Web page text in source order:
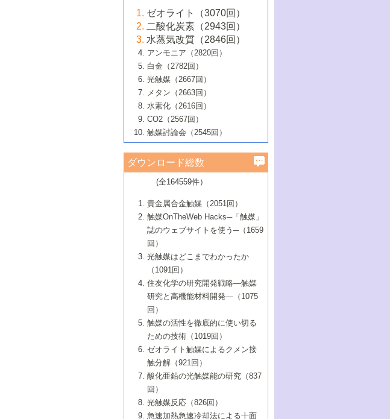
大学：オンライン・対面開催）
6号 メタン転換技術の最新動向
B号 第125回触媒討論会（2020年・工学
院大学）
5号 固体触媒による含窒素有機化合物変
換の最前線
6号 貴金属使用量低減に向けた自動車排
ガス浄化触媒の開発
B号 第123回触媒討論会（2019年・大阪
B号 第121回触媒討論会（2018年・東京
大学）
5号 水素のふるまいを解き明かす最先端
研究
6号 低級アルカンの有効利用のための触
媒技術
B号 第119回触媒討論会（2017年・首都
大学東京）
媒技術
3号 触媒研究の最先端～とびたて若き研究
者たち～（1）
4号 触媒研究の最先端～とびたて若き研究
者たち～（2）
5号 触媒研究の最先端～とびたて若き研究
者たち～（3）
6号 イオニクス材料と燃料電池・電解合成
の最新の研究動向
B号 第117回触媒討論会（2016年・大阪府
立大学）
2号 石油精製用触媒の最近の進展
3号 固体酸化物形燃料電池（SOFC）におけ
るアノード触媒上での燃料直接改質技術
4号 コアシェル構造の制御による触媒機能
5号 工業触媒およびその周辺技術の最近の
進歩
6号 ナノシート
B号 第115回触媒討論会（2015年・成蹊大
2号 光触媒反応機構に関する最新の研究動
向
開発動向
4号 人工光合成に向けた近年のアプローチ
5号 未利用熱エネルギーの有効活用に貢献
する触媒技術
6号 ポリオキソメタレート
B号 第113回触媒討論会（2014年・ロワジ
ールホテル豊橋）
1号 高耐久性燃料電池システム用触媒にお
ける新展開
2号 リビングラジカル重合の最近の動向
3号 天然ガスの化学工業的展開に関する触
媒技術
4号 貴金属触媒の精密構造制御とその活用
5号 バイオマス化成品製造のための固体触
6号 ナノ空間─吸着状態解析から新機能開拓
B号 第111回触媒討論会（2013年・関西大
▼54巻（2012年）
1号 規則性多孔体の利用技術における最近
の進歩
2号 第109回触媒討論会
3号 貴金属低減技術の最新動向
4号 貴金属代替技術の最新動向
5号 光触媒による物質変換反応の新展開
6号 グラフェン
7号 水素を利用する化成品合成の新潮流
▼53巻（2011年）
1号 金属学から見る合金触媒の新展開
2号 第107回触媒討論会
3号 触媒のその場観察法の進歩（１）
4号 触媒のその場観察法の進歩（２）
5号 不活性結合の触媒的活性化による有機
合成
6号 新しい固体酸触媒技術
7号 ゼオライト合成における最近の進歩
▼52巻（2010年）
1号 触媒の劣化対策と長寿命触媒開発
2号 第105回触媒討論会
3号 ナノ構造が拓く新機能
4号 活性サイトおよびその環境の精密な設
計による触媒の高機能化
5号 触媒を有効に使うための技術
7号 有機分子触媒による精密有機合成
8号 高機能化ポリオレフィンに向けた重合
触媒の最近の進展
1号 炭素材料－熱い注目を集める材料－
2号 第103回触媒討論会
3号 環境浄化用光触媒の現状と課題
4号 水素社会の実現に向けた水素製造・貯
蔵技術の進歩
5号 CO2が関わる触媒・材料
7号 持続可能社会実現のための触媒および
触媒関連技術
▼50巻（2008年）
1号 触媒化学と学会のこの10年，半世紀，
そして未来
2号 第101回触媒討論会
4号 錯体を利用したユニークな表面構造の
構築と機能
5号 若手会員による触媒研究の未来展望1：
企業編
6号 第102回触媒討論会
7号 触媒・化学反応における計算化学の進
8号 若手研究者による触媒研究の未来展望
2：大学・研究所編
▼49巻（2007年）
1号 含フッ素化合物の合成と触媒
2号 第99回触媒討論会
3号 実用的ファインケミカル合成プロセス
を実現する触媒
5号 こんな物質，あんな物質―新たな触媒
の可能性―
7号 『結晶の化学』を活かした触媒研究
8号 イオン液体の応用
▼48巻（2006年）
1号 固体酸触媒の最近の進歩
2号 第97回触媒討論会
3号 リビング重合触媒の最近の展開
5号 水素製造・貯蔵のための触媒技術の新
しい展開
6号 第98回触媒討論会
7号 基礎化学品製造の触媒技術
8号 多機能型リアクター
1号 最近の触媒担体とその効果
2号 第95回触媒討論会
4号 水分解用光触媒材料
5号 時間分解分光の進歩と応用
6号 第96回触媒討論会
8号 超臨界流体を用いた化学プロセスの新
▼46巻（2004年）
1号 部分酸化反応触媒の最前線
2号 第93回触媒討論会
3号 特殊エネルギー場の触媒反応
4号 生体内における金属の触媒作用
5号 ファインケミカルズの展開に寄与する
6号 第94回触媒討論会
7号 サブナノレベルでみた新しい表面現象
8号 オレフィン重合触媒の新たな展
▼45巻（2003年）
1号 なぜこの触媒が良いのか？
2号 第91回触媒討論会
3号 最近の自動車排ガス処理技術
4号 触媒研究の現状と将来─第90回触媒討論
5号 基礎化学品製造の触媒技術
6号 第92回触媒討論会
7号 基礎化学品製造の触媒技術
8号 資源の循環と触媒技術
▼44巻（2002年）
1号 高次制御された触媒の化学
2号 第89回触媒討論会
3号 触媒を利用した電気化学の新展開
4号 ナノ材料の調製と機能化
5号 こんな触媒が欲しい
6号 第90回触媒討論会
7号 触媒研究と学術雑誌/情報
8号 若い世代からみた触媒化学の現状と未
▼43巻（2001年）
1号 グリーンケミストリーと触媒
2号 第87回触媒討論会特集号
3号 生体触媒とバイオプロセス
4号 水素製造・利用の触媒化学
5号 触媒研究における新しい切り口：コン
ビナトリアルケミストリー
6号 第88回触媒討論会特集号
7号 企業における触媒研究のブレークスル
8号 この材料を触媒として使ってみません
▼42巻（2000年）
1号 触媒反応工学の明日を拓く
2号 第85回触媒討論会
3号 反応ダイナミクス
5号 触媒のおもしろさをどのように伝える
6号 第86回触媒討論会
7号 水素化精製触媒の新しい展開
8号 新しい反応性と機能性を目指した金属
クラスタ-化学
▼41巻（1999年）
1号 孔、穴、あな?-特異な空間とその利用-
2号 第83回触媒討論会
3号 均一系触媒反応最前線
4号 実用炭素材料の新展開
5号 研究の方法論を考える
7号 機能性金属材料と触媒
8号 触媒研究へのNMRの応用と展望
▼40巻（1998年）
進展と21世紀への提言/創立40周年記念・触
媒学会この10年の歩みとこれから/創立40周
2号 第81回触媒討論会
3号 計算機触媒化学へのさそい
4号 触媒劣化の制御と予測
5号 最新の実用プロセスと触媒
6号 第82回触媒討論会
1号 均一系と不均一系触媒反応-その特徴と
接点
2号 第79回触媒討論会
3号 最新NO除去触媒の実用化研究
4号 新しい反応場を目指した触媒調製
5号 反応・分離技術の新しい展開
6号 第80回触媒討論会
▼38巻（1996年）
1号 触媒の構造と触媒作用/C1化学を中心と
する21世紀への触媒
3号 オリンピックメダル:金・銀・銅はどん
な触媒作用を示すか
4号 触媒作用における機能の複合化
▼37巻（1995年）
1号 ファインケミカルズと固体触媒
2号 第75回触媒討論会
3号 希土類を利用した触媒
4号 触媒とリサイクル
5号 エネルギー変換触媒
▼36巻（1994年）
1号 電気化学と触媒
2号 第73回触媒討論会
3号 C4化学の展開
4号 《通常号》
▼35巻（1993年）
1号 工業触媒開発マニュアル―探索から工
業化まで
2号 第71回触媒討論会
▼34巻（1992年）
1号 インパクトを与えたこの研究
2号 第69回触媒討論会
▼33巻（1991年）
1号 触媒プロセス開発マニュアル―探索か
▼32巻（1990年）
ゼオライト（3070回）
二酸化炭素（2943回）
水蒸気改質（2846回）
アンモニア（2820回）
白金（2782回）
光触媒（2667回）
メタン（2663回）
水素化（2616回）
CO2（2567回）
触媒討論会（2545回）
ダウンロード総数
(全164559件）
貴金属合金触媒（2051回）
触媒OnTheWeb Hacks─「触媒」
誌のウェブサイトを使う─（1659
回）
光触媒はどこまでわかったか
（1091回）
住友化学の研究開発戦略―触媒
研究と高機能材料開発―（1075
回）
触媒の活性を徹底的に使い切る
ための技術（1019回）
ゼオライト触媒によるクメン接
触分解（921回）
酸化亜鉛の光触媒能の研究（837
回）
光触媒反応（826回）
急速加熱急速冷却法による十面